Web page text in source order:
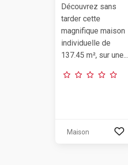
Découvrez sans
tarder cette
magnifique maison
individuelle de
137.45 m², sur une...
Maison